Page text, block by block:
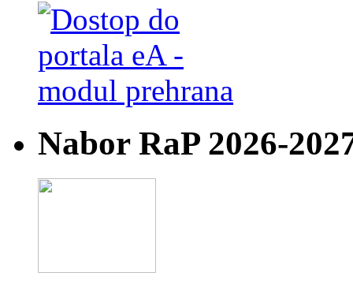
Nabor RaP 2026-